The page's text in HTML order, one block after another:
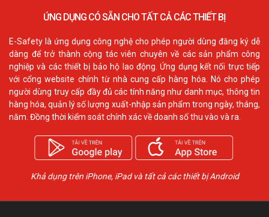
ỨNG DỤNG CÓ SẴN CHO TẤT CẢ CÁC THIẾT BỊ
E-Safety là ứng dụng công nghệ cho phép người dùng đăng ký dễ
dàng để trở thành cộng tác viên chuyên về các sản phẩm công
nghiệp và các thiết bị bảo hộ lao động. Ứng dụng kết nối trực tiếp
với cổng website chính từ nhà cung cấp hàng hóa. Nó cho phép
người dùng truy cấp đầy đủ các tính năng như danh mục, thông tin
hàng hóa, quản lý số lượng xuất-nhập sản phẩm trong ngày, tháng,
năm. Đồng thời kiểm soát chính xác về doanh số thu vào và ra.
Khả dụng trên iPhone, iPad và tất cả các thiết bị Android